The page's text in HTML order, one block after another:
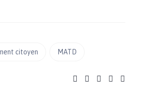
citoyen MATD